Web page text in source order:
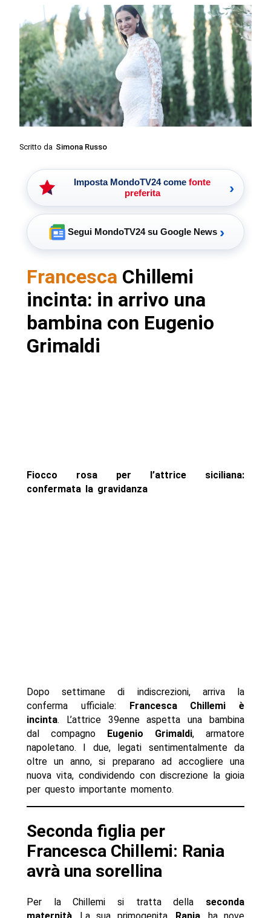
Scritto da Simona Russo
Imposta MondoTV24 come fonte
preferita
›
Segui MondoTV24 su Google News ›
Francesca Chillemi
incinta: in arrivo una
bambina con Eugenio
Grimaldi
Fiocco rosa per l’attrice siciliana:
confermata la gravidanza
Dopo settimane di indiscrezioni, arriva la
conferma ufficiale: Francesca Chillemi è
incinta. L’attrice 39enne aspetta una bambina
dal compagno Eugenio Grimaldi, armatore
napoletano. I due, legati sentimentalmente da
oltre un anno, si preparano ad accogliere una
nuova vita, condividendo con discrezione la gioia
per questo importante momento.
Seconda figlia per
Francesca Chillemi: Rania
avrà una sorellina
Per la Chillemi si tratta della seconda